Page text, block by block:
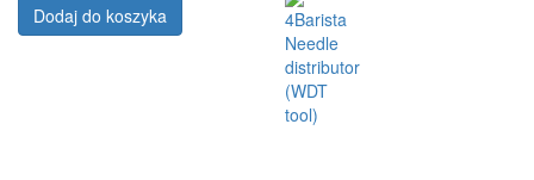
Dodaj do koszyka